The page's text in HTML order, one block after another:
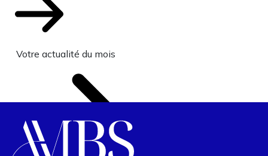
Votre actualité du mois